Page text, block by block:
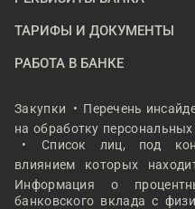
ТАРИФЫ И ДОКУМЕНТЫ
РАБОТА В БАНКЕ
Закупки Перечень
на обработку
Список лиц, под
влиянием которых
Информация о
банковского вклада с